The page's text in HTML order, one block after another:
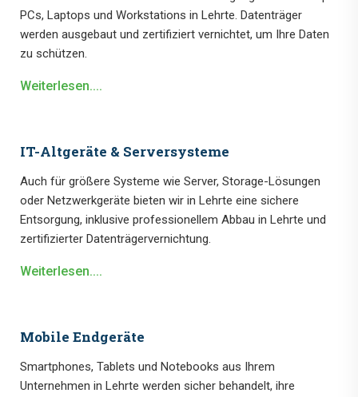
PCs, Laptops und Workstations in Lehrte. Datenträger
werden ausgebaut und zertifiziert vernichtet, um Ihre Daten
zu schützen.
Weiterlesen....
IT-Altgeräte & Serversysteme
Auch für größere Systeme wie Server, Storage-Lösungen
oder Netzwerkgeräte bieten wir in Lehrte eine sichere
Entsorgung, inklusive professionellem Abbau in Lehrte und
zertifizierter Datenträgervernichtung.
Weiterlesen....
Mobile Endgeräte
Smartphones, Tablets und Notebooks aus Ihrem
Unternehmen in Lehrte werden sicher behandelt, ihre